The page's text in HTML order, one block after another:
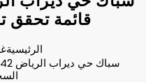
قائمة تحقق
الرئيسية